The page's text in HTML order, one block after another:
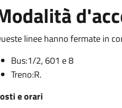
linee hanno fermate in
Bus:1/2, 601 e 8
Treno:R.
e orari